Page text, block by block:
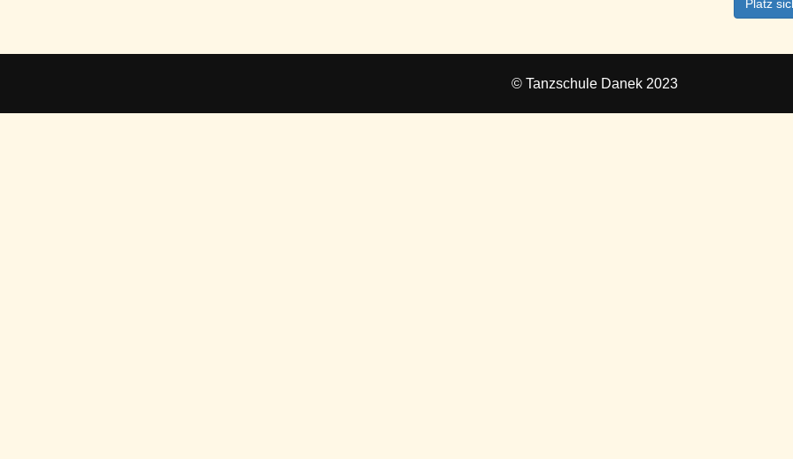
Platz
© Tanzschule Danek 2023